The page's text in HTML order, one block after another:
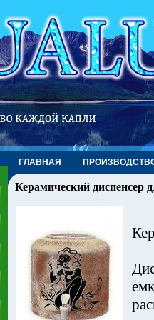
ГЛАВНАЯ
Керамический диспенсер